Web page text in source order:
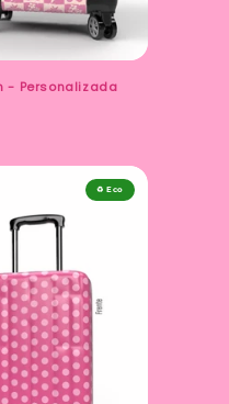
- Personalizada
♻️ Eco